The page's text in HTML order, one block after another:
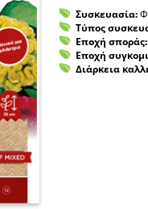
Συσκευασία:
Τύπος
Εποχή σποράς:
Εποχή
Διάρκεια